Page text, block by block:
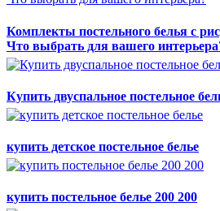
Комплекты постельного белья с
Что выбрать для вашего
Купить двуспальное постельное
купить детское постельное белье
купить постельное белье 200 200